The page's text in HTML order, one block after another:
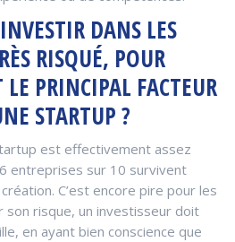
DANS LES
RISQUÉ, POUR
PRINCIPAL FACTEUR
STARTUP ?
est effectivement assez
entreprises sur 10 survivent
C’est encore pire pour les
son risque, un investisseur doit
en ayant bien conscience que